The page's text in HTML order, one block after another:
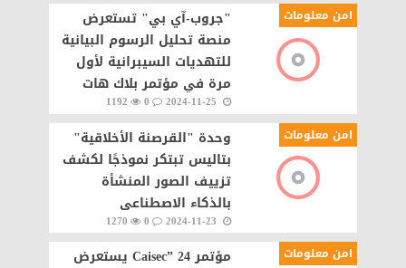
امن معلومات
"جروب-آي بي" تستعرض
منصة تحليل الرسوم البيانية
للتهديات السيبرانية لأول
مرة في مؤتمر بلاك هات
الشرق الأوسط وإفريقيا
بالرياض
0
1192
امن معلومات
وحدة "القرصنة الأخلاقية"
بتاليس تبتكر نموذجًا لكشف
تزييف الصور المنشأة
بالذكاء الاصطناعى
0
1270
امن معلومات
مؤتمر Caisec” 24 يستعرض